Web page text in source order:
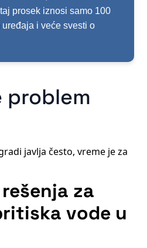
prosek iznosi samo 100
i veće svesti o
problem
javlja često, vreme je za
za
vode u